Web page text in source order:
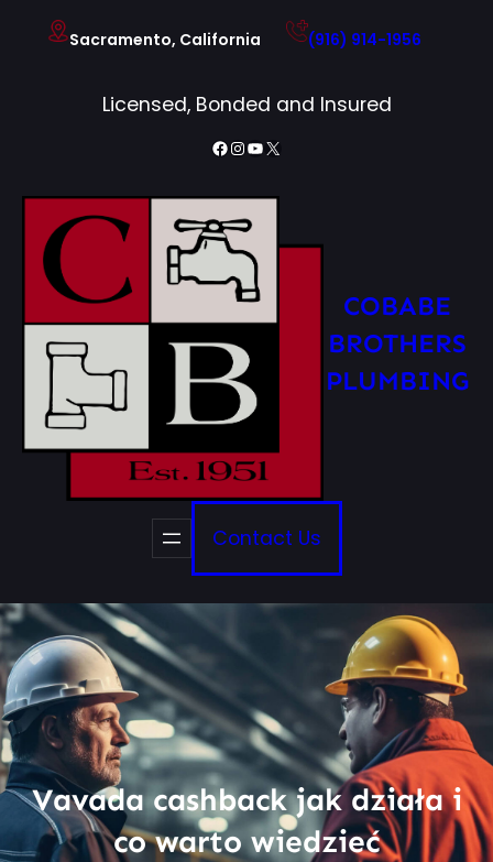
Sacramento, California (916) 914-1956
Licensed, Bonded and Insured
Facebook
Instagram
YouTube
X
COBABE
BROTHERS
PLUMBING
Contact Us
Vavada cashback jak działa i
co warto wiedzieć